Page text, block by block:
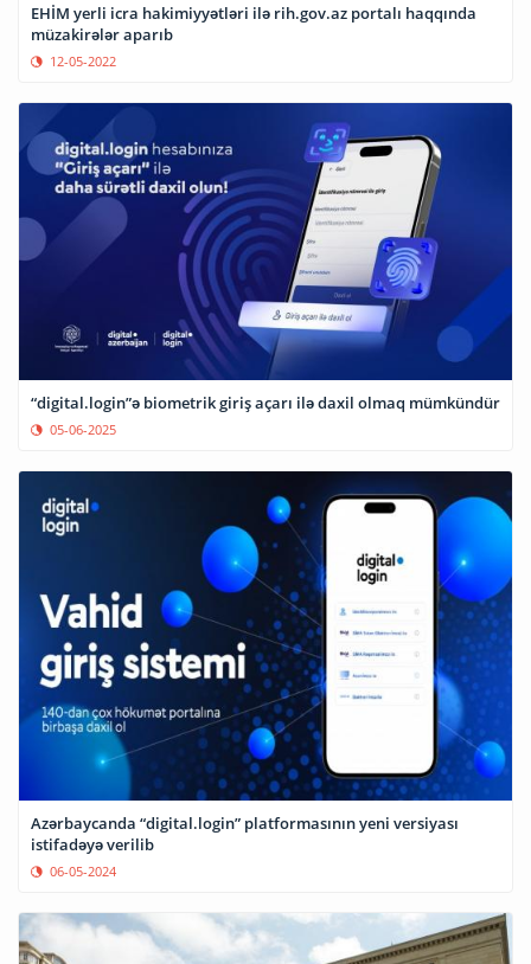
EHİM yerli icra hakimiyyətləri ilə rih.gov.az portalı haqqında
müzakirələr aparıb
12-05-2022
“digital.login”ə biometrik giriş açarı ilə daxil olmaq mümkündür
05-06-2025
Azərbaycanda “digital.login” platformasının yeni versiyası
istifadəyə verilib
06-05-2024